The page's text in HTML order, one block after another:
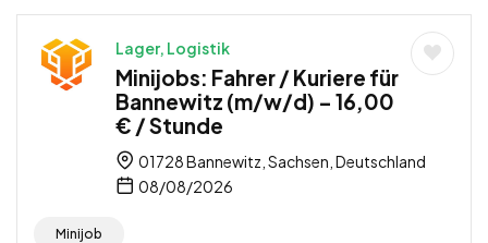
Lager, Logistik
Minijobs: Fahrer / Kuriere für
Bannewitz (m/w/d) – 16,00
€ / Stunde
01728 Bannewitz, Sachsen, Deutschland
08/08/2026
Minijob